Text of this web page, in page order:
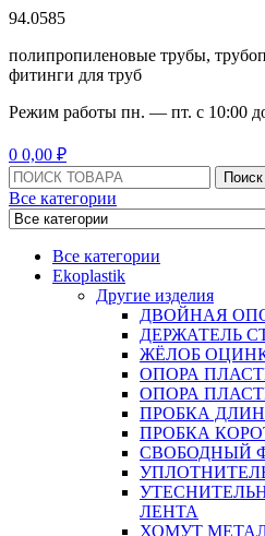
94.0585
полипропиленовые трубы,
фитинги для труб
Режим работы пн. — пт. с 10:00
0 0,00 ₽
Поиск:
Поиск
Все категории
Все категории
Ekoplastik
Другие изделия
ДВОЙНАЯ
ДЕРЖАТЕЛЬ
ЖЁЛОБ
ОПОРА
ОПОРА
ПРОБКА
ПРОБКА
СВОБОДНЫЙ
ЛЕНТА
ХОМУТ